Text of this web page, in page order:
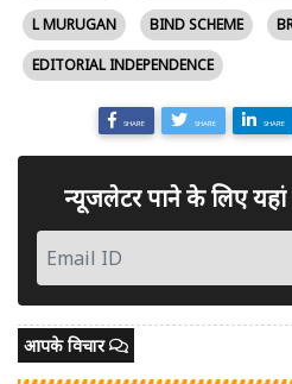
L MURUGAN
BIND SCHEME
EDITORIAL INDEPENDENCE
SHARE SHARE SHARE
न्यूजलेटर पाने के लिए यहां
आपके विचार